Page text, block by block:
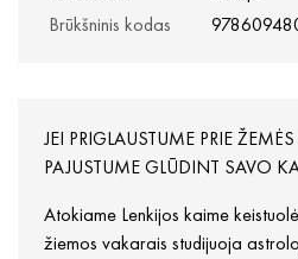
Brūkšninis kodas
JEI PRIGLAUSTUME PRIE
PAJUSTUME GLŪDINT SAVO
Atokiame Lenkijos kaime
žiemos vakarais studijuoja